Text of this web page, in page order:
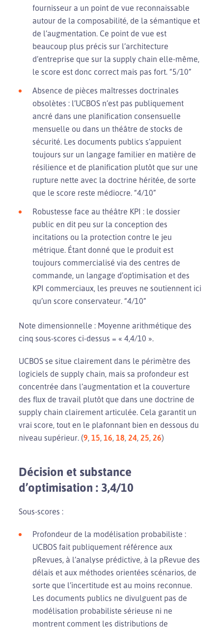
fournisseur a un point de vue reconnaissable
autour de la composabilité, de la sémantique et
de l’augmentation. Ce point de vue est
beaucoup plus précis sur l’architecture
d’entreprise que sur la supply chain elle-même,
le score est donc correct mais pas fort. “5/10”
Absence de pièces maîtresses doctrinales
obsolètes : l’UCBOS n’est pas publiquement
ancré dans une planification consensuelle
mensuelle ou dans un théâtre de stocks de
sécurité. Les documents publics s’appuient
toujours sur un langage familier en matière de
résilience et de planification plutôt que sur une
rupture nette avec la doctrine héritée, de sorte
que le score reste médiocre. “4/10”
Robustesse face au théâtre KPI : le dossier
public en dit peu sur la conception des
incitations ou la protection contre le jeu
métrique. Étant donné que le produit est
toujours commercialisé via des centres de
commande, un langage d’optimisation et des
KPI commerciaux, les preuves ne soutiennent ici
qu’un score conservateur. “4/10”
Note dimensionnelle : Moyenne arithmétique des
cinq sous-scores ci-dessus = « 4,4/10 ».
UCBOS se situe clairement dans le périmètre des
logiciels de supply chain, mais sa profondeur est
concentrée dans l’augmentation et la couverture
des flux de travail plutôt que dans une doctrine de
supply chain clairement articulée. Cela garantit un
vrai score, tout en le plafonnant bien en dessous du
niveau supérieur. (9, 15, 16, 18, 24, 25, 26)
Décision et substance
d’optimisation : 3,4/10
Sous-scores :
Profondeur de la modélisation probabiliste :
UCBOS fait publiquement référence aux
pRevues, à l’analyse prédictive, à la pRevue des
délais et aux méthodes orientées scénarios, de
sorte que l’incertitude est au moins reconnue.
Les documents publics ne divulguent pas de
modélisation probabiliste sérieuse ni ne
montrent comment les distributions de